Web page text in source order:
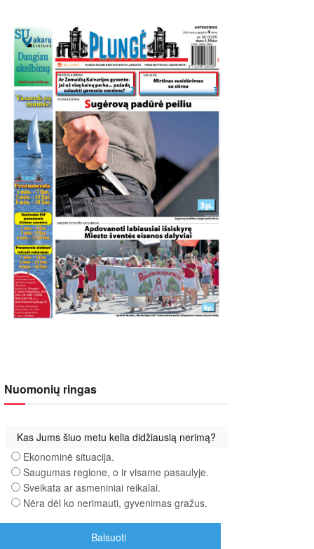
Nuomonių ringas
Kas Jums šiuo metu kelia didžiausią nerimą?
Ekonominė situacija.
Saugumas regione, o ir visame pasaulyje.
Sveikata ar asmeniniai reikalai.
Nėra dėl ko nerimauti, gyvenimas gražus.